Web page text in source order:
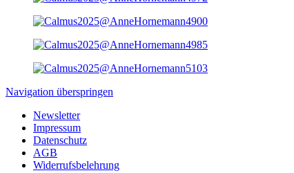
Navigation überspringen
Newsletter
Impressum
Datenschutz
AGB
Widerrufsbelehrung